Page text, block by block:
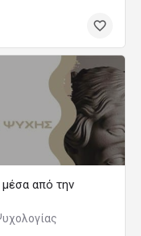
από την